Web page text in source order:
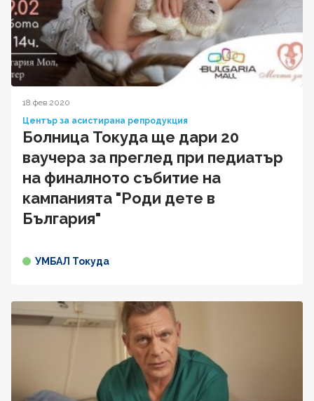
18 фев 2020
Център за асистирана репродукция
Болница Токуда ще дари 20
ваучера за преглед при педиатър
на финалното събитие на
кампанията "Роди дете в
България"
УМБАЛ Токуда